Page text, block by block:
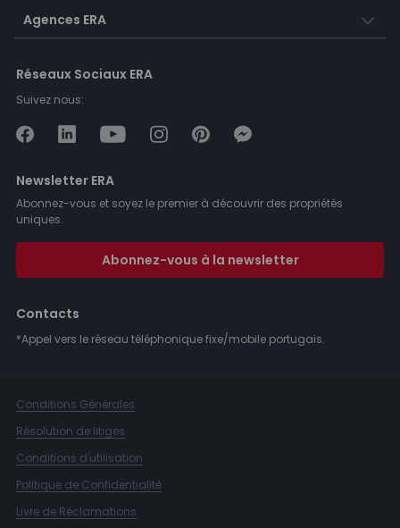
Agences ERA
Réseaux Sociaux ERA
Suivez nous:
Newsletter ERA
Abonnez-vous et soyez le premier à découvrir des propriétés
uniques.
Abonnez-vous à la newsletter
Contacts
*Appel vers le réseau téléphonique fixe/mobile portugais.
Conditions Générales
Résolution de litiges
Conditions d'utilisation
Politique de Confidentialité
Livre de Réclamations